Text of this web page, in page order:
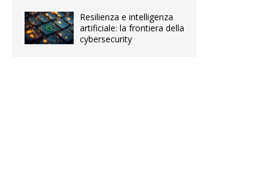
Resilienza e intelligenza
artificiale: la frontiera della
cybersecurity